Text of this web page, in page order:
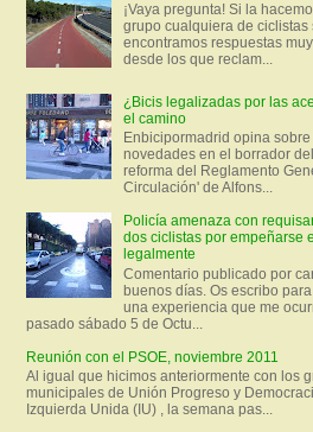
¡Vaya pregunta! Si la
grupo cualquiera de ciclistas
encontramos respuestas
desde los que reclam...
¿Bicis legalizadas por las
el camino
Enbicipormadrid opina
novedades en el borrador
reforma del Reglamento
Circulación' de Alfons...
Policía amenaza con
dos ciclistas por empeñarse
legalmente
Comentario publicado por
buenos días. Os escribo
una experiencia que me
pasado sábado 5 de Octu...
Reunión con el PSOE, noviembre 2011
Al igual que hicimos anteriormente con los
municipales de Unión Progreso y
Izquierda Unida (IU) , la semana pas...